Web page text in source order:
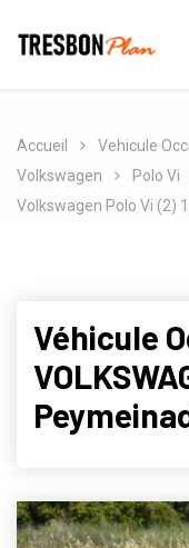
Accueil Vehicule
Volkswagen
Polo Vi
Volkswagen Polo Vi (2)
Véhicule